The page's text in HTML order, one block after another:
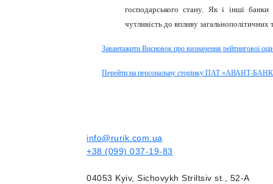
господарського стану. Як і інші банки
чутливість до впливу
Завантажити Висновок про визначення рейтингової
Перейти на персональну сторінку ПАТ «АВАНТ-
info@rurik.com.ua
+38 (099) 037-19-83
04053 Kyiv, Sichovykh Striltsiv st., 52-A